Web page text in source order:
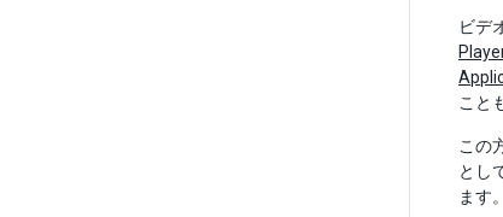
ビデ
こと
この
とし
ます。